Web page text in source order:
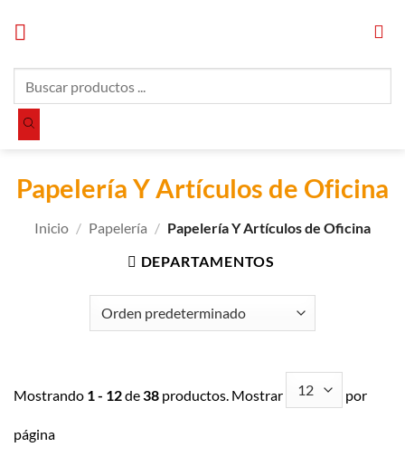
productos
Papelería Y Artículos de Oficina
Inicio / Papelería / Papelería Y Artículos de Oficina
DEPARTAMENTOS
Mostrando 1 - 12de38 productos. Mostrar por
página